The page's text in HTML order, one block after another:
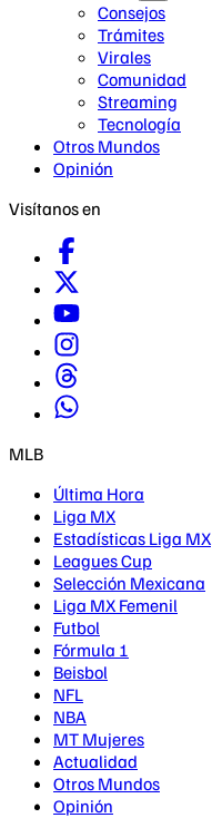
Consejos
Trámites
Virales
Comunidad
Streaming
Tecnología
Otros Mundos
Opinión
Visítanos en
MLB
Última Hora
Liga MX
Estadísticas Liga MX
Leagues Cup
Selección Mexicana
Liga MX Femenil
Futbol
Fórmula 1
Beisbol
NFL
NBA
MT Mujeres
Actualidad
Otros Mundos
Opinión